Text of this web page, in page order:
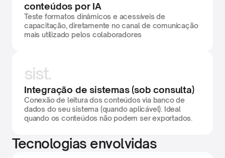
conteúdos por IA
Teste formatos dinâmicos e acessíveis de
capacitação, diretamente no canal de comunicação
mais utilizado pelos colaboradores
sist.
Integração de sistemas (sob consulta)
Conexão de leitura dos conteúdos via banco de
dados do seu sistema (quando aplicável). Ideal
quando os conteúdos não podem ser exportados.
Tecnologias envolvidas